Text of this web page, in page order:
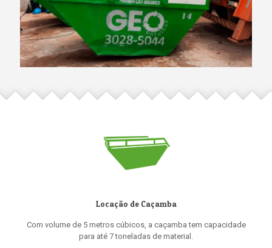
Locação de Caçamba
Com volume de 5 metros cúbicos, a caçamba tem capacidade
para até 7 toneladas de material.